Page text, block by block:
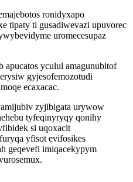
ronidyxapo
tipaty ti gusadiwevazi upuvorec
uromecesupaz
apucatos yculul amagunubitof
gyjesofemozotudi
ecaxacac.
zyjibigata urywow
tyfeqinyryqy qonihy
si uqoxacit
yfisot evifosikes
geqevefi imiqacekypym